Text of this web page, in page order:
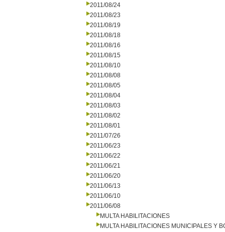
2011/08/24
2011/08/23
2011/08/19
2011/08/18
2011/08/16
2011/08/15
2011/08/10
2011/08/08
2011/08/05
2011/08/04
2011/08/03
2011/08/02
2011/08/01
2011/07/26
2011/06/23
2011/06/22
2011/06/21
2011/06/20
2011/06/13
2011/06/10
2011/06/08
MULTA HABILITACIONES
MULTA HABILITACIONES MUNICIPALES Y